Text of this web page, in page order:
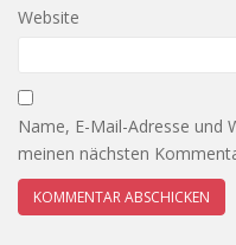
Website
Name, E-Mail-Adresse und
meinen nächsten